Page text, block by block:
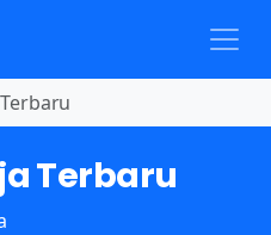
Terbaru